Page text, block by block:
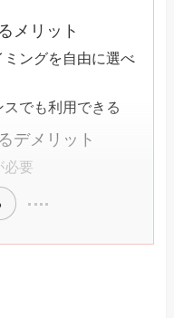
メリット
ングを自由に選べ
でも利用できる
デメリット
必要